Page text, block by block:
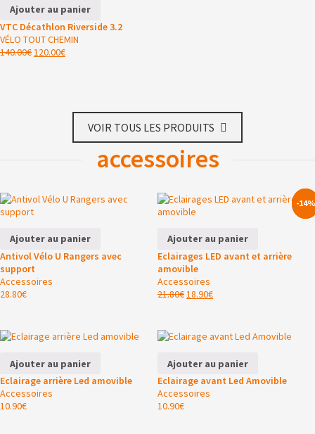
Ajouter au panier
VTC Décathlon Riverside 3.2
VÉLO TOUT CHEMIN
140.00€120.00€
VOIR TOUS LES PRODUITS
accessoires
Ajouter au panier
Antivol Vélo U Rangers avec
support
Accessoires
28.80€
-13%
Ajouter au panier
Eclairages LED avant et arrière
amovible
Accessoires
21.80€18.90€
Ajouter au panier
Eclairage arrière Led amovible
Accessoires
10.90€
Ajouter au panier
Eclairage avant Led Amovible
Accessoires
10.90€
-14%